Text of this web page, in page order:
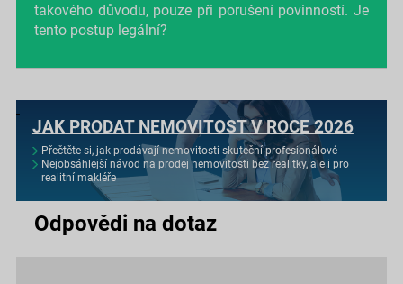
takového důvodu, pouze při porušení povinností. Je
tento postup legální?
JAK PRODAT NEMOVITOST V ROCE 2026
Přečtěte si, jak prodávají nemovitosti skuteční profesionálové
Nejobsáhlejší návod na prodej nemovitosti bez realitky, ale i pro
realitní makléře
Odpovědi na dotaz